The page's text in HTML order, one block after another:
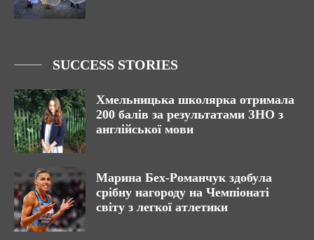
SUCCESS STORIES
Хмельницька школярка отримала
200 балів за результатами ЗНО з
англійської мови
Марина Бех-Романчук здобула
срібну нагороду на Чемпіонаті
світу з легкої атлетики